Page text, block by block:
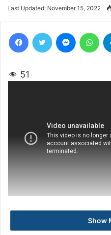
an
Last Updated: November 15, 2022
51
Show